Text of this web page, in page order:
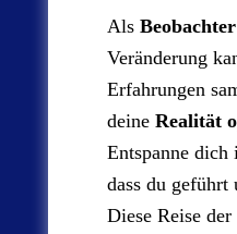
Als Beobachter
Veränderung
Erfahrungen
deine Realität
Entspanne dich
dass du
Diese Reise der